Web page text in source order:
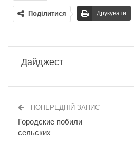
Поділитися Друкувати
Дайджест
ПОПЕРЕДНІЙ ЗАПИС
Городские побили
сельских